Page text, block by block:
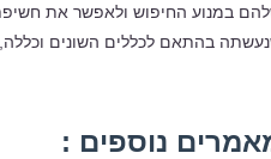
במנוע החיפוש ולאפשר את
בהתאם לכללים השונים
נוספים :